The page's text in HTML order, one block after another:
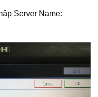
Server Name: